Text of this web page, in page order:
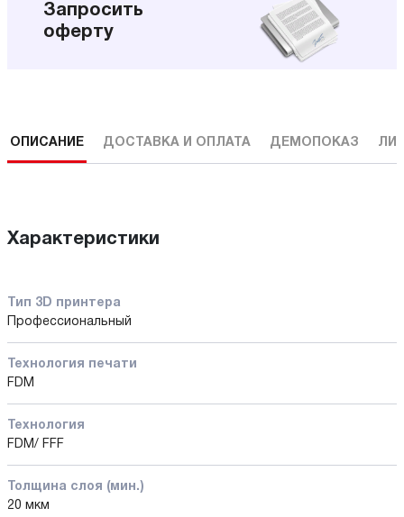
Запросить
оферту
ОПИСАНИЕ ДОСТАВКА И ОПЛАТА ДЕМОПОКАЗ
Характеристики
Тип 3D принтера
Профессиональный
Технология печати
FDM
Технология
FDM/ FFF
Толщина слоя (мин.)
20 мкм